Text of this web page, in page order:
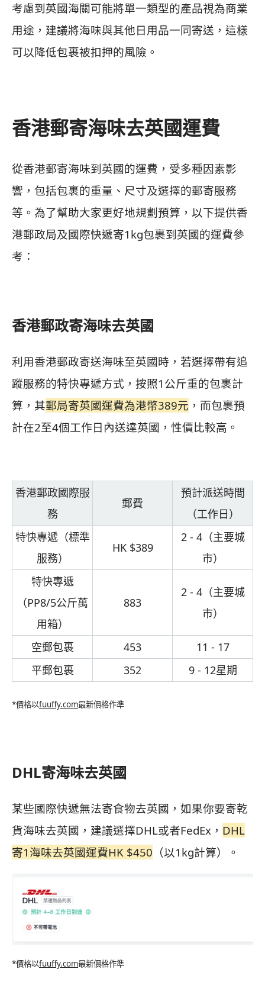
考慮到英國海關可能將單一類型的產品視為商業
用途，建議將海味與其他日用品一同寄送，這樣
可以降低包裹被扣押的風險。
香港郵寄海味去英國運費
從香港郵寄海味到英國的運費，受多種因素影
響，包括包裹的重量、尺寸及選擇的郵寄服務
等。為了幫助大家更好地規劃預算，以下提供香
港郵政局及國際快遞寄1kg包裹到英國的運費參
考：
香港郵政寄海味去英國
利用香港郵政寄送海味至英國時，若選擇帶有追
蹤服務的特快專遞方式，按照1公斤重的包裹計
算，其郵局寄英國運費為港幣389元 ，而包裹預
計在2至4個工作日內送達英國，性價比較高。
香港郵政國際服
務
郵費
預計派送時間
（工作日）
特快專遞（標準
服務）
HK $389
2 - 4（主要城
市）
特快專遞
（PP8/5公斤萬
用箱）
883
2 - 4（主要城
市）
空郵包裹 453
11 - 17
平郵包裹
352 9 - 12星期
*價格以fuuffy.com最新價格作準
DHL寄海味去英國
某些國際快遞無法寄食物去英國，如果你要寄乾
貨海味去英國，建議選擇DHL或者FedEx， DHL
寄1海味去英國運費HK $450 （以1kg計算）。
*價格以fuuffy.com最新價格作準